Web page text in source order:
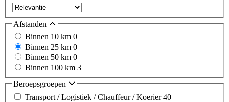
Afstanden
Binnen 10 km 0
Binnen 25 km 0
Binnen 50 km 0
Binnen 100 km 3
Beroepsgroepen
Transport / Logistiek / Chauffeur / Koerier40